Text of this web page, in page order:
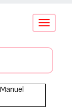
Conmutar